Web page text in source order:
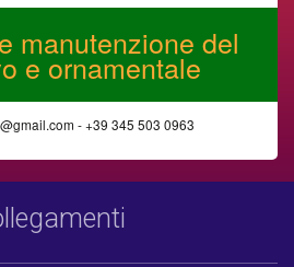
manutenzione del
e ornamentale
- +39 345 503 0963